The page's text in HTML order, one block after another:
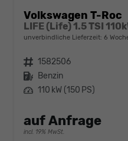
Volkswagen T-Roc
LIFE (Life) 1.5 TSI
unverbindliche Lieferzeit: 6
Fahrzeugnr. 1582506
Kraftstoff Benzin
Leistung 110 kW (150 PS)
auf Anfrage
incl. 19% MwSt.